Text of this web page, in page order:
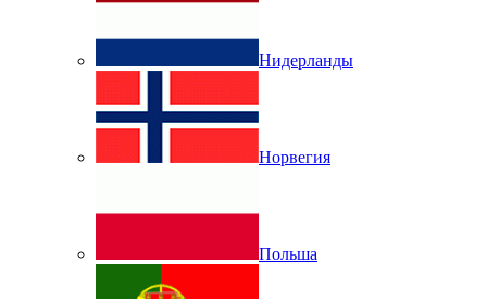
Нидерланды
Норвегия
Польша